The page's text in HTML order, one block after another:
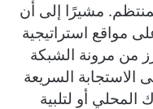
مشيرًا إلى أن
مواقع استراتيجية
من مرونة الشبكة
الاستجابة السريعة
المحلي أو لتلبية